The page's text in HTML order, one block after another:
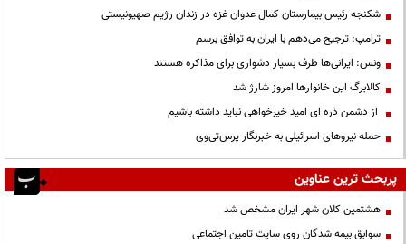
شکنجه رئیس بیمارستان کمال عدوان غزه در زندان رژیم صهیونیستی
ترامپ: ترجیح می‌دهم با ایران به توافق برسم
ونس: ایرانی‌ها طرف بسیار دشواری برای مذاکره هستند
کالابرگ این خانوارها امروز شارژ شد
از دشمن ذره ای امید خیرخواهی نباید داشته باشیم
حمله نیروهای اسرائیلی به خبرنگار پرس‌تی‌وی
پربحث ترین عناوین
هشتمین کلان شهر ایران مشخص شد
سوابق بیمه شدگان روی سایت تامین اجتماعی